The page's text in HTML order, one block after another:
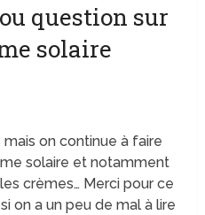
question sur
solaire
on continue à faire
solaire et notamment
crèmes… Merci pour ce
on a un peu de mal à lire